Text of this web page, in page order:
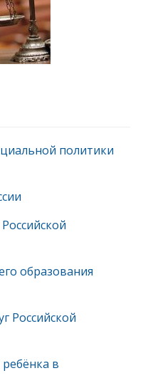
политики
образования
Российской
в